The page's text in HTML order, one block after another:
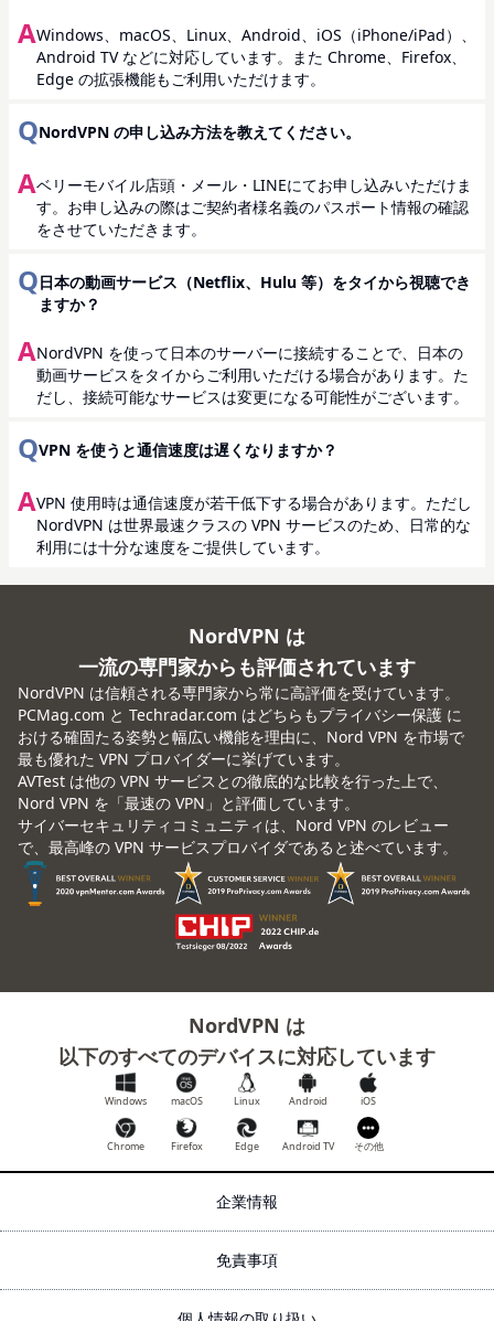
AWindows、macOS、Linux、Android、iOS（iPhone/iPad）、
Android TV などに対応しています。また Chrome、Firefox、
Edge の拡張機能もご利用いただけます。
QNordVPN の申し込み方法を教えてください。
Aベリーモバイル店頭・メール・LINEにてお申し込みいただけま
す。お申し込みの際はご契約者様名義のパスポート情報の確認
をさせていただきます。
Q日本の動画サービス（Netflix、Hulu 等）をタイから視聴でき
ますか？
ANordVPN を使って日本のサーバーに接続することで、日本の
動画サービスをタイからご利用いただける場合があります。た
だし、接続可能なサービスは変更になる可能性がございます。
QVPN を使うと通信速度は遅くなりますか？
AVPN 使用時は通信速度が若干低下する場合があります。ただし
NordVPN は世界最速クラスの VPN サービスのため、日常的な
利用には十分な速度をご提供しています。
NordVPN は
一流の専門家からも評価されています
NordVPN は信頼される専門家から常に高評価を受けています。
PCMag.com と Techradar.com はどちらもプライバシー保護 に
おける確固たる姿勢と幅広い機能を理由に、Nord VPN を市場で
最も優れた VPN プロバイダーに挙げています。
AVTest は他の VPN サービスとの徹底的な比較を行った上で、
Nord VPN を「最速の VPN」と評価しています。
サイバーセキュリティコミュニティは、Nord VPN のレビュー
で、最高峰の VPN サービスプロバイダであると述べています。
NordVPN は
以下のすべてのデバイスに対応しています
Windows macOS Linux Android iOS
Chrome Firefox Edge Android TV その他
企業情報
免責事項